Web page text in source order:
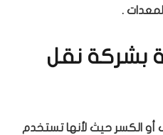
.
بشركة نقل
الكسر حيث لأنها تستخدم